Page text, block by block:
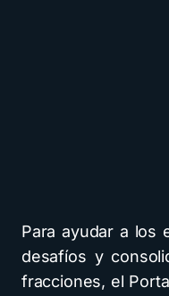
Para ayudar a los
desafíos y
fracciones, el